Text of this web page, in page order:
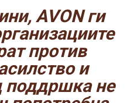
AVON ги
против
и
поддршка не